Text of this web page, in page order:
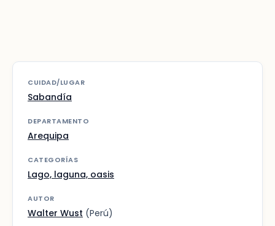
CUIDAD/LUGAR
Sabandía
DEPARTAMENTO
Arequipa
CATEGORÍAS
Lago, laguna, oasis
AUTOR
Walter Wust (Perú)